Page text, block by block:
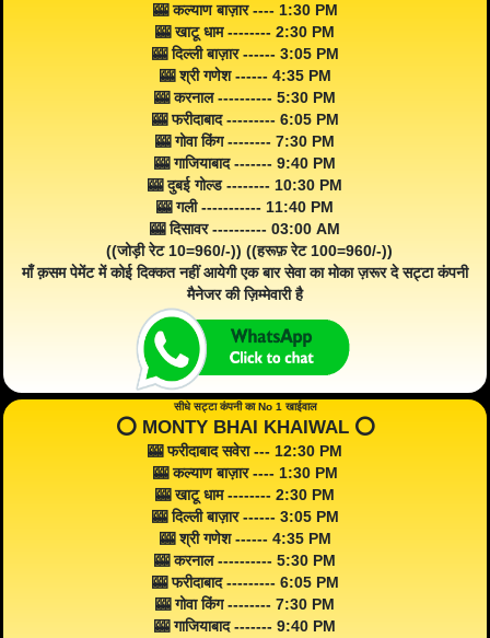
🎰 कल्याण बाज़ार ---- 1:30 PM
🎰 खाटू धाम -------- 2:30 PM
🎰 दिल्ली बाज़ार ------ 3:05 PM
🎰 श्री गणेश ------ 4:35 PM
🎰 करनाल ---------- 5:30 PM
🎰 फरीदाबाद --------- 6:05 PM
🎰 गोवा किंग -------- 7:30 PM
🎰 गाजियाबाद ------- 9:40 PM
🎰 दुबई गोल्ड -------- 10:30 PM
🎰 गली ----------- 11:40 PM
🎰 दिसावर ---------- 03:00 AM
((जोड़ी रेट 10=960/-)) ((हरूफ़ रेट 100=960/-))
माँ क़सम पेमेंट में कोई दिक्कत नहीं आयेगी एक बार सेवा का मोका ज़रूर दे सट्टा कंपनी
मैनेजर की ज़िम्मेवारी है
सीधे सट्टा कंपनी का No 1 खाईवाल
⭕️ MONTY BHAI KHAIWAL ⭕️
🎰 फरीदाबाद सवेरा --- 12:30 PM
🎰 कल्याण बाज़ार ---- 1:30 PM
🎰 खाटू धाम -------- 2:30 PM
🎰 दिल्ली बाज़ार ------ 3:05 PM
🎰 श्री गणेश ------ 4:35 PM
🎰 करनाल ---------- 5:30 PM
🎰 फरीदाबाद --------- 6:05 PM
🎰 गोवा किंग -------- 7:30 PM
🎰 गाजियाबाद ------- 9:40 PM